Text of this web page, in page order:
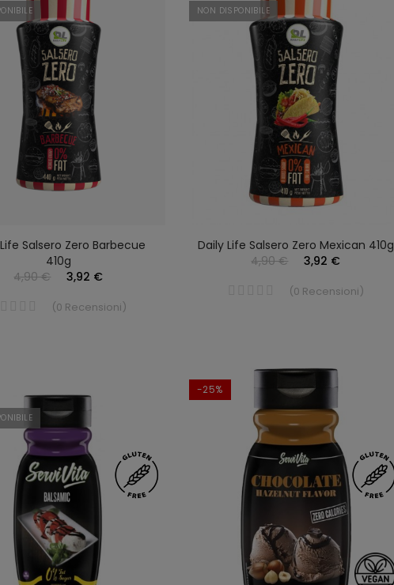
Salsero Zero Barbecue
410g
4,90 €
3,92 €
(0 Recensioni)
NON DISPONIBILE
Daily Life Salsero Zero Mexican 410g
4,90 €
3,92 €
(0 Recensioni)
-25%